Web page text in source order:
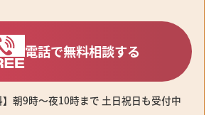
電話で無料相談する
】朝9時〜夜10時まで ⼟⽇祝⽇も受付中